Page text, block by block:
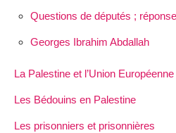
Questions de députés ;
Georges Ibrahim Abdallah
La Palestine et l’Union Européenne
Les Bédouins en Palestine
Les prisonniers et prisonnières